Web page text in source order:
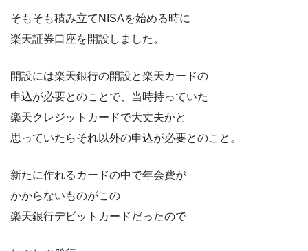
そもそも積み立てNISAを始める時に
楽天証券口座を開設しました。
開設には楽天銀行の開設と楽天カードの
申込が必要とのことで、当時持っていた
楽天クレジットカードで大丈夫かと
思っていたらそれ以外の申込が必要とのこと。
新たに作れるカードの中で年会費が
かからないものがこの
楽天銀行デビットカードだったので